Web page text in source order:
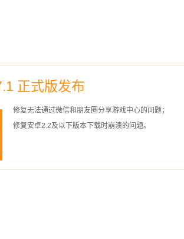
正式版发布
修复无法通过微信和朋友圈分享游戏中心的问题；
修复安卓2.2及以下版本下载时崩溃的问题。